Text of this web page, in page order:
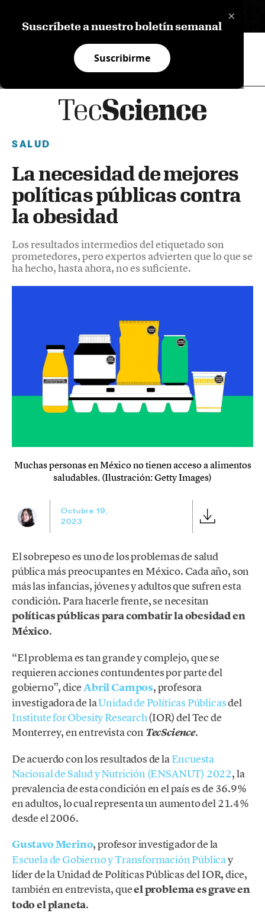
×
Suscríbete a nuestro boletín semanal
Suscribirme
SALUD
La necesidad de mejores
políticas públicas contra
la obesidad
Los resultados intermedios del etiquetado son
prometedores, pero expertos advierten que lo que se
ha hecho, hasta ahora, no es suficiente.
Muchas personas en México no tienen acceso a alimentos
saludables. (Ilustración: Getty Images)
Octubre 19,
2023
El sobrepeso es uno de los problemas de salud
pública más preocupantes en México. Cada año, son
más las infancias, jóvenes y adultos que sufren esta
condición. Para hacerle frente, se necesitan
políticas públicas para combatir la obesidad en
México.
“El problema es tan grande y complejo, que se
requieren acciones contundentes por parte del
gobierno”, diceAbril Campos, profesora
investigadora de laUnidad de Políticas Públicasdel
Institute for Obesity Research(IOR) del Tec de
Monterrey, en entrevista con TecScience.
De acuerdo con los resultados de laEncuesta
Nacional de Salud y Nutrición (ENSANUT) 2022, la
prevalencia de esta condición en el país es de 36.9%
en adultos, lo cual representa un aumento del 21.4%
desde el 2006.
Gustavo Merino, profesor investigador de la
Escuela de Gobierno y Transformación Públicay
líder de la Unidad de Políticas Públicas del IOR, dice,
también en entrevista, queel problema es grave en
todo el planeta.